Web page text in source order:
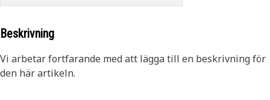
Beskrivning
Vi arbetar fortfarande med att lägga till en beskrivning för
den här artikeln.